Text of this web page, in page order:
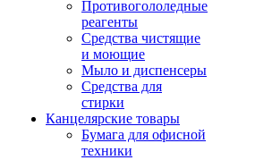
Противогололедные
реагенты
Средства чистящие
и моющие
Мыло и диспенсеры
Средства для
стирки
Канцелярские товары
Бумага для офисной
техники